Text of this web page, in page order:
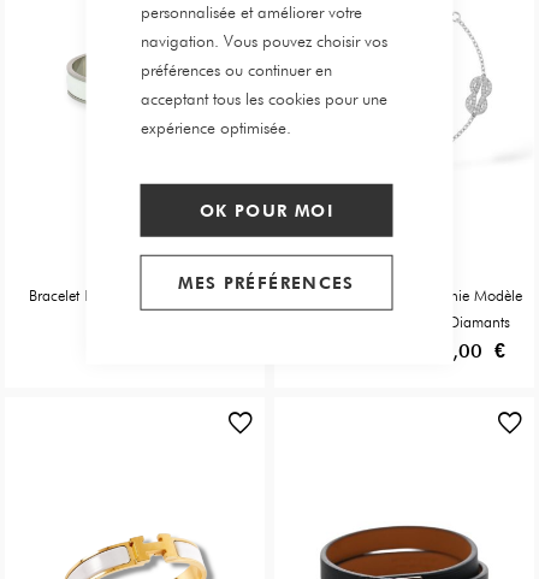
personnalisée et améliorer votre
navigation. Vous pouvez choisir vos
préférences ou continuer en
acceptant tous les cookies pour une
expérience optimisée.
OK POUR MOI
MES PRÉFÉRENCES
Hermès
Bracelet Hermes Clic H En Email
Fred
Bracelet Fred Chance Infinie Modèle
Moyen En Or Blanc Et Diamants
2 790,00 €